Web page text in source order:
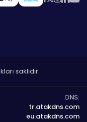
saklıdır.
DNS:
tr.atakdns.com
eu.atakdns.com